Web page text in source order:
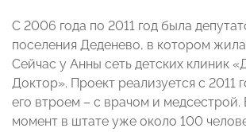
С 2006 года по 2011 год была
поселения Деденево, в котором
Сейчас у Анны сеть детских клиник
Доктор». Проект реализуется с 2011
его втроем – с врачом и медсестрой.
момент в штате уже около 100